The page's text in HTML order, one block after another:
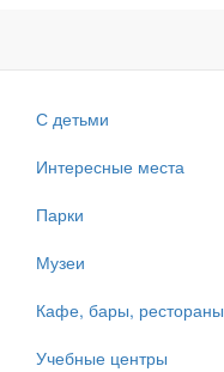
С детьми
Интересные места
Парки
Музеи
Кафе, бары, рестораны
Учебные центры